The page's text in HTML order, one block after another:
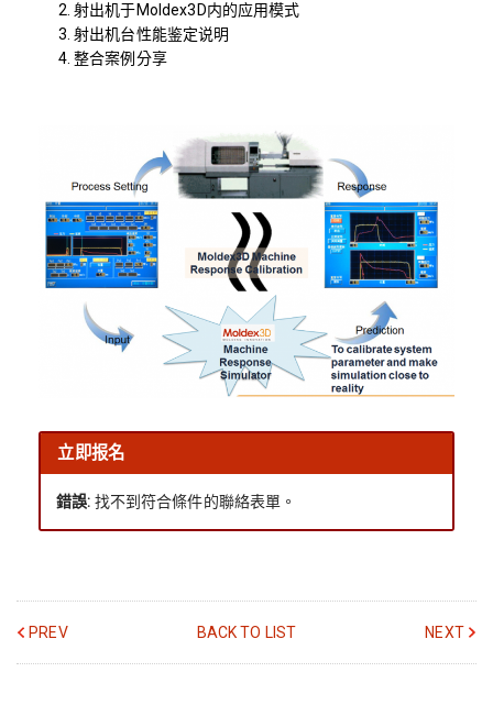
射出机于Moldex3D内的应用模式
射出机台性能鉴定说明
整合案例分享
立即报名
錯誤: 找不到符合條件的聯絡表單。
PREV BACK TO LIST NEXT